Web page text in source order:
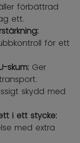
förbättrad
ett.
för ett
skum: Ger
skydd med
i ett stycke:
med extra